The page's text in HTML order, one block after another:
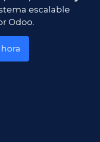
escalable
Odoo.